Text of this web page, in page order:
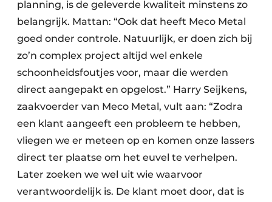
planning, is de geleverde kwaliteit minstens zo
belangrijk. Mattan: “Ook dat heeft Meco Metal
goed onder controle. Natuurlijk, er doen zich bij
zo’n complex project altijd wel enkele
schoonheidsfoutjes voor, maar die werden
direct aangepakt en opgelost.” Harry Seijkens,
zaakvoerder van Meco Metal, vult aan: “Zodra
een klant aangeeft een probleem te hebben,
vliegen we er meteen op en komen onze lassers
direct ter plaatse om het euvel te verhelpen.
Later zoeken we wel uit wie waarvoor
verantwoordelijk is. De klant moet door, dat is